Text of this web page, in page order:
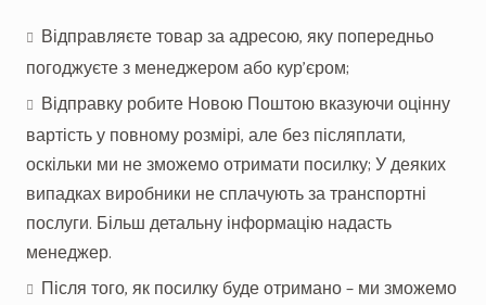
Відправляєте товар за адресою, яку попередньо
погоджуєте з менеджером або кур’єром;
Відправку робите Новою Поштою вказуючи оцінну
вартість у повному розмірі, але без післяплати,
оскільки ми не зможемо отримати посилку; У деяких
випадках виробники не сплачують за транспортні
послуги. Більш детальну інформацію надасть
менеджер.
Після того, як посилку буде отримано – ми зможемо